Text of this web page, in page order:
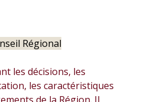
Régional
les décisions, les
les caractéristiques